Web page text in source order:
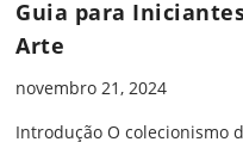
Guia para
Arte
novembro 21, 2024
Introdução O colecionismo